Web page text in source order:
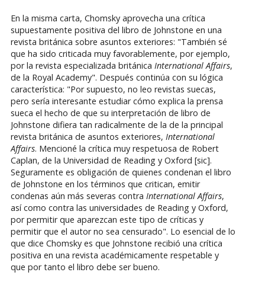
En la misma carta, Chomsky aprovecha una crítica
supuestamente positiva del libro de Johnstone en una
revista británica sobre asuntos exteriores: "También sé
que ha sido criticada muy favorablemente, por ejemplo,
por la revista especializada británica International Affairs,
de la Royal Academy". Después continúa con su lógica
característica: "Por supuesto, no leo revistas suecas,
pero sería interesante estudiar cómo explica la prensa
sueca el hecho de que su interpretación de libro de
Johnstone difiera tan radicalmente de la de la principal
revista británica de asuntos exteriores, International
Affairs. Mencioné la crítica muy respetuosa de Robert
Caplan, de la Universidad de Reading y Oxford [sic].
Seguramente es obligación de quienes condenan el libro
de Johnstone en los términos que critican, emitir
condenas aún más severas contra International Affairs,
así como contra las universidades de Reading y Oxford,
por permitir que aparezcan este tipo de críticas y
permitir que el autor no sea censurado". Lo esencial de lo
que dice Chomsky es que Johnstone recibió una crítica
positiva en una revista académicamente respetable y
que por tanto el libro debe ser bueno.